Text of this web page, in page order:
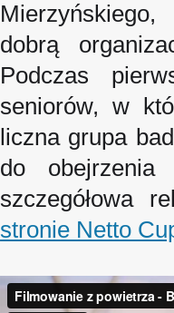
dobrą
Podczas
seniorów, w
liczna grupa
do
szczegółowa
stronie Netto